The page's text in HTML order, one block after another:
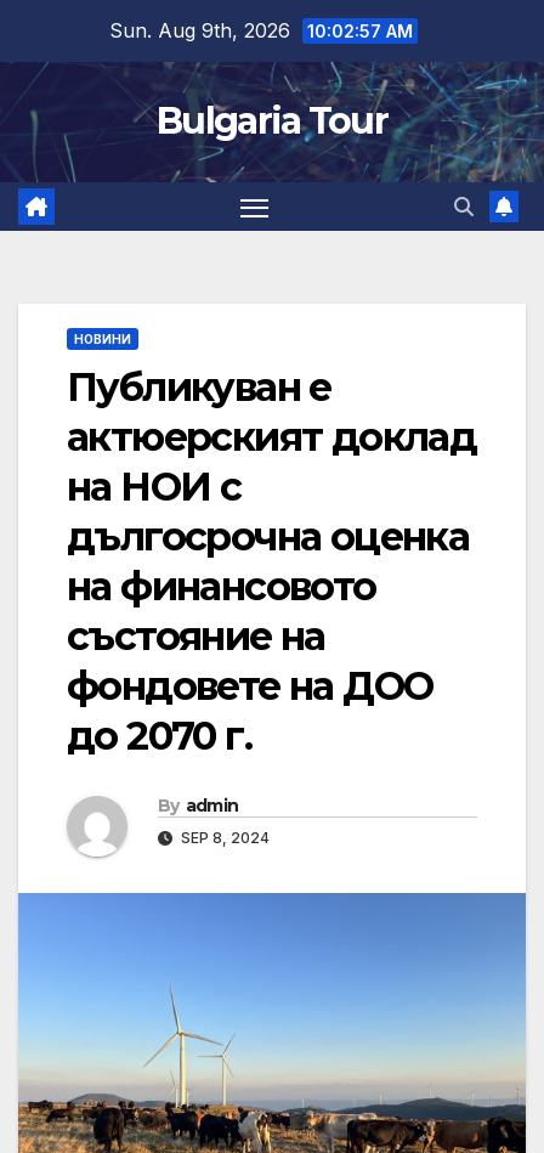
content
Sun. Aug 9th, 2026 10:02:57 AM
Bulgaria Tour
НОВИНИ
Публикуван е
актюерският доклад
на НОИ с
дългосрочна оценка
на финансовото
състояние на
фондовете на ДОО
до 2070 г.
By admin
SEP 8, 2024